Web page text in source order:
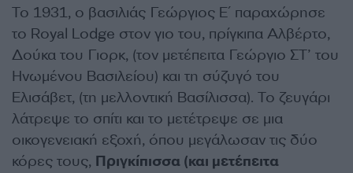
Το 1931, ο βασιλιάς Γεώργιος Ε΄ παραχώρησε
το Royal Lodge στον γιο του, πρίγκιπα Αλβέρτο,
Δούκα του Γιορκ, (τον μετέπειτα Γεώργιο ΣΤ’ του
Ηνωμένου Βασιλείου) και τη σύζυγό του
Ελισάβετ, (τη μελλοντική Βασίλισσα). Το ζευγάρι
λάτρεψε το σπίτι και το μετέτρεψε σε μια
οικογενειακή εξοχή, όπου μεγάλωσαν τις δύο
κόρες τους, Πριγκίπισσα (και μετέπειτα